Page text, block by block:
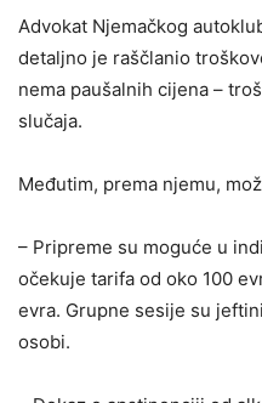
Advokat Njemačkog
detaljno je raščlanio
nema paušalnih cijena –
slučaja.
Međutim, prema njemu,
– Pripreme su moguće u
očekuje tarifa od oko 100
evra. Grupne sesije su
osobi.